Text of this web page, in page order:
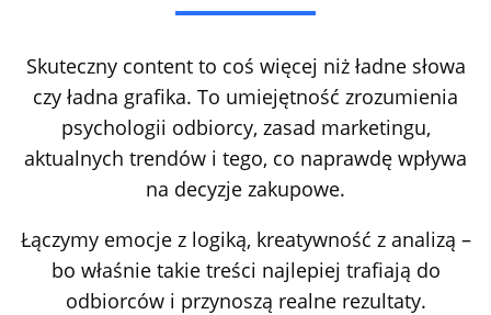
Skuteczny content to coś więcej niż ładne słowa
czy ładna grafika. To umiejętność zrozumienia
psychologii odbiorcy, zasad marketingu,
aktualnych trendów i tego, co naprawdę wpływa
na decyzje zakupowe.
Łączymy emocje z logiką, kreatywność z analizą –
bo właśnie takie treści najlepiej trafiają do
odbiorców i przynoszą realne rezultaty.